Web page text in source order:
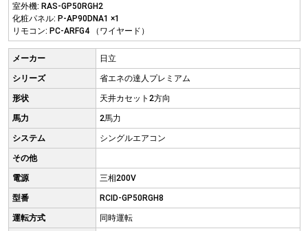
室外機: RAS-GP50RGH2
化粧パネル: P-AP90DNA1 ×1
リモコン: PC-ARFG4 （ワイヤード）
メーカー 日立
シリーズ 省エネの達人プレミアム
形状 天井カセット2方向
馬力 2馬力
システム シングルエアコン
その他
電源 三相200V
型番 RCID-GP50RGH8
運転方式 同時運転